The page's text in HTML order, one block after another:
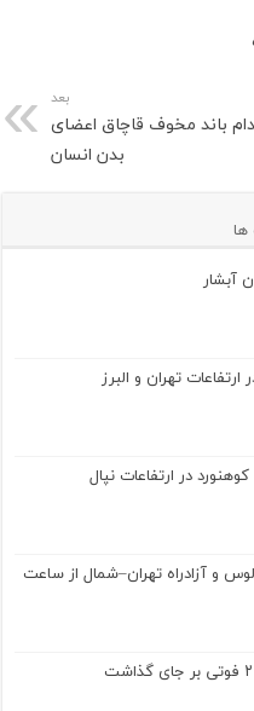
بعد
باند مخوف قاچاق اعضای
بدن انسان
آبشار
ارتفاعات تهران و البرز
و آزادراه تهران–شمال از ساعت